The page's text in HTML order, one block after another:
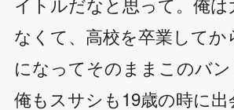
なくて、高校を卒業してか
になってそのままこのバン
俺もスサシも19歳の時に